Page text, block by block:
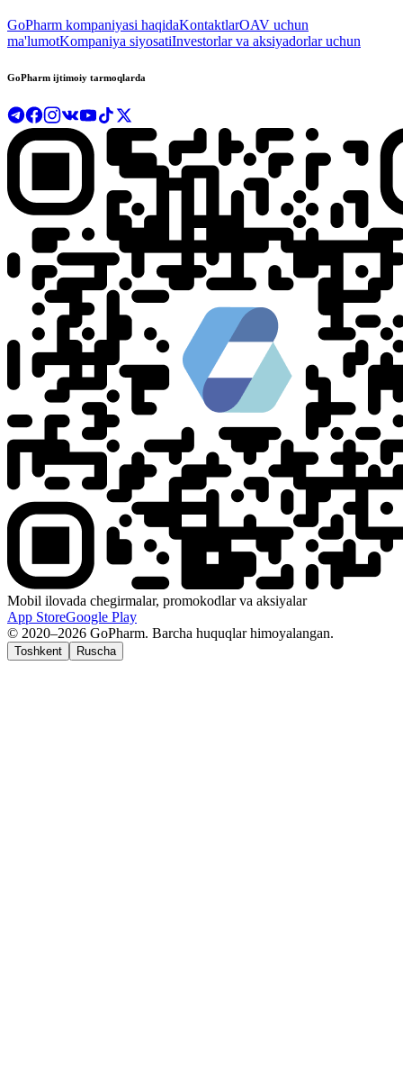
GoPharm kompaniyasi haqidaKontaktlarOAV uchun
ma'lumotKompaniya siyosatiInvestorlar va aksiyadorlar uchun
GoPharm ijtimoiy tarmoqlarda
Mobil ilovada chegirmalar, promokodlar va aksiyalar
App StoreGoogle Play
© 2020–2026 GoPharm. Barcha huquqlar himoyalangan.
Toshkent Ruscha